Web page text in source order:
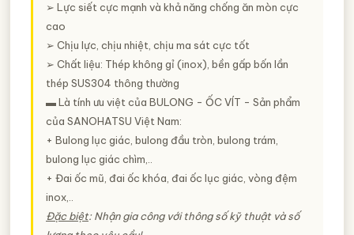
➢ Lực siết cực mạnh và khả năng chống ăn mòn cực
cao
➢ Chịu lực, chịu nhiệt, chịu ma sát cực tốt
➢ Chất liệu: Thép không gỉ (inox), bền gấp bốn lần
thép SUS304 thông thường
▬ Là tính ưu việt của BULONG - ỐC VÍT - Sản phẩm
của SANOHATSU Việt Nam:
+ Bulong lục giác, bulong đầu tròn, bulong trám,
bulong lục giác chìm,..
+ Đai ốc mũ, đai ốc khóa, đai ốc lục giác, vòng đệm
inox,..
Đặc biệt: Nhận gia công với thông số kỹ thuật và số